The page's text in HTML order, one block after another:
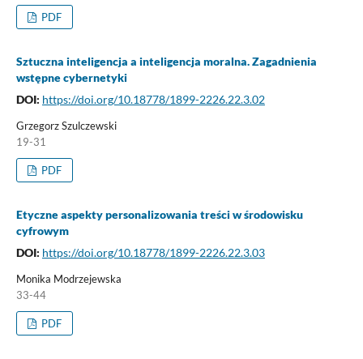
PDF
Sztuczna inteligencja a inteligencja moralna. Zagadnienia
wstępne cybernetyki
DOI: https://doi.org/10.18778/1899-2226.22.3.02
Grzegorz Szulczewski
19-31
PDF
Etyczne aspekty personalizowania treści w środowisku
cyfrowym
DOI: https://doi.org/10.18778/1899-2226.22.3.03
Monika Modrzejewska
33-44
PDF